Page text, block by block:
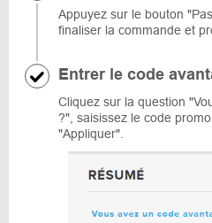
Appuyez sur le bouton
finaliser la commande et
Entrer le code
Cliquez sur la question
?", saisissez le code
"Appliquer".